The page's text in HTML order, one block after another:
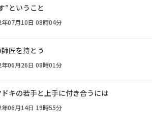
”ということ
年07月10日 08時04分
匠を持とう
年06月26日 08時01分
ドキの若手と上手に付き合うには
年06月14日 19時55分